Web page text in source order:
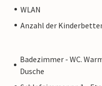
WLAN
Anzahl der
Badezimmer - WC.
Dusche